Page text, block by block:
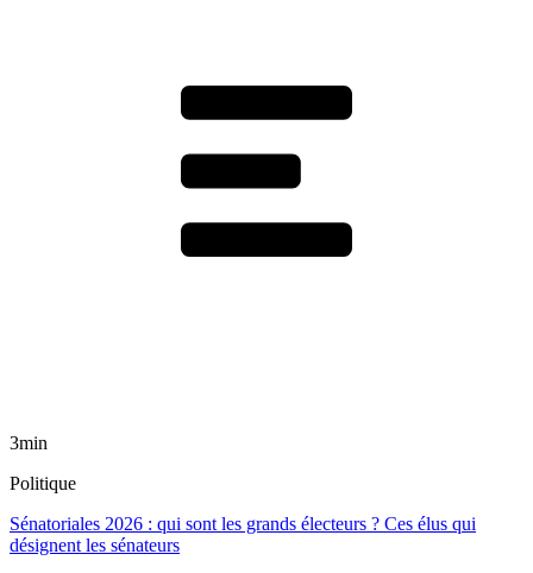
3min
Politique
Sénatoriales 2026 : qui sont les grands électeurs ? Ces élus qui
désignent les sénateurs